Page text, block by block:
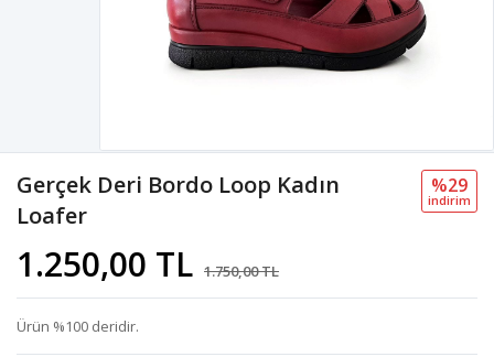
Gerçek Deri Bordo Loop Kadın
Loafer
1.250,00 TL 1.750,00 TL
%29
i̇ndi̇ri̇m
Ürün %100 deridir.